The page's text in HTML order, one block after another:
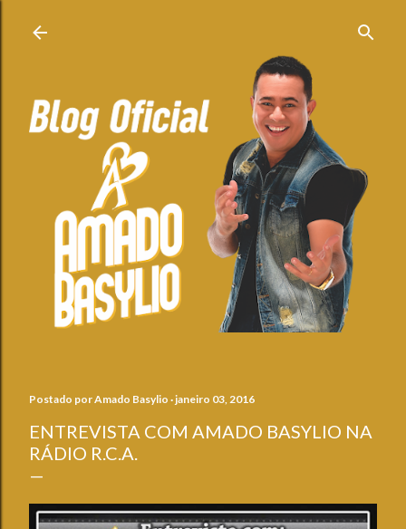
Postado porAmado Basylio janeiro 03, 2016
ENTREVISTA COM AMADO BASYLIO NA
RÁDIO R.C.A.